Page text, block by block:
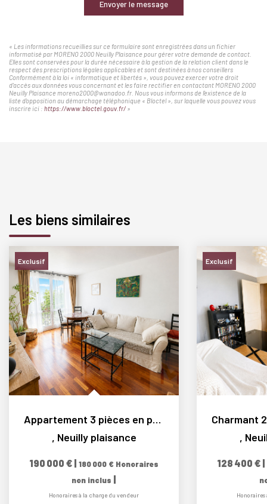
Envoyer le message
« Les informations recueillies sur ce formulaire sont enregistrées dans un fichier
informatisé par MORENO 2000 Neuilly Plaisance pour gérer votre demande de contact.
Elles sont conservées pour la durée nécessaire à la gestion de la relation client dans le
respect des prescriptions légales applicables et sont destinées à nos conseillers
Conformément à la loi « informatique et libertés », vous pouvez exercer votre droit
d'accès aux données vous concernant et les faire rectifier en contactant MORENO 2000
Neuilly Plaisance moreno2000@wanadoo.fr. Nous vous informons de l'existence de la
liste d'opposition au démarchage téléphonique « Bloctel », sur laquelle vous pouvez vous
inscrire ici : https://www.bloctel.gouv.fr/ »
Les biens similaires
Exclusif
Appartement 3 pièces en parfait état - Résidence fermée et...
, Neuilly plaisance
190 000 € | 180 000 € Honoraires
non inclus |
Honoraires à la charge du vendeur
Exclusif
,
128 400 € |